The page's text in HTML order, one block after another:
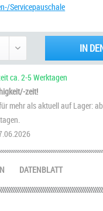
Servicepauschale
IN
ca. 2-5 Werktagen
zeit!
mehr als aktuell auf Lager:
DATENBLATT